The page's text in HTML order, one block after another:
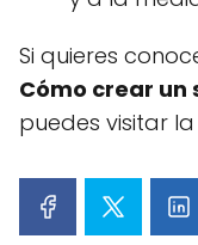
Si quieres
Cómo crear
puedes visitar